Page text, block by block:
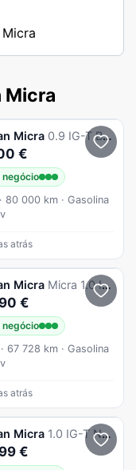
Micra
Micra 0.9 IG-T BOSE Limited Edition S/S
€
negócio
80 000 km · Gasolina
atrás
Micra Micra 1.0 IG-T N-Design Black
€
negócio
67 728 km · Gasolina
atrás
Micra 1.0 IG-T N-Design Black
€